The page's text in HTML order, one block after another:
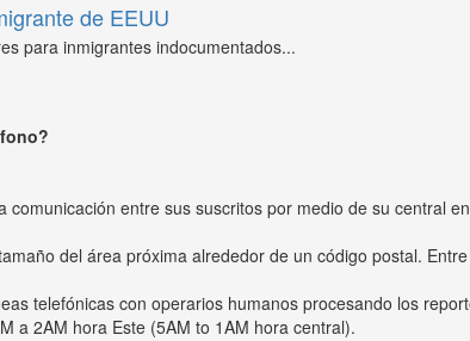
de EEUU
para inmigrantes indocumentados...
comunicación entre sus suscritos por medio de su central
del área próxima alrededor de un código postal.
telefónicas con operarios humanos procesando los
a 2AM hora Este (5AM to 1AM hora central).